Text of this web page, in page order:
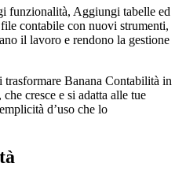
funzionalità, Aggiungi tabelle ed
contabile con nuovi strumenti,
il lavoro e rendono la gestione
Banana Contabilità in
cresce e si adatta alle tue
d’uso che lo